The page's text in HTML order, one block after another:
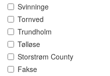
Svinninge
Tornved
Trundholm
Tølløse
Storstrøm County
Fakse